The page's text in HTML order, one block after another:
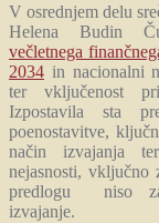
V osrednjem delu
Helena Budin
večletnega
2034 in nacionalni
ter vključenost
Izpostavila sta
poenostavitve,
način izvajanja
nejasnosti, vključno
predlogu niso
izvajanje.